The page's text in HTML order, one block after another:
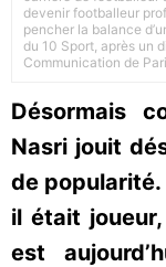
devenir footballeur
pencher la balance
du 10 Sport, après un
Communication de
Désormais
Nasri jouit
de popularité.
il était
est